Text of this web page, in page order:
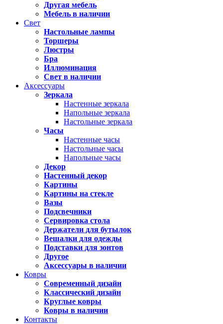
Другая мебель
Мебель в наличии
Свет
Настольные лампы
Торшеры
Люстры
Бра
Иллюминация
Свет в наличии
Аксессуары
Зеркала
Настенные зеркала
Напольные зеркала
Настольные зеркала
Часы
Настенные часы
Настольные часы
Напольные часы
Декор
Настенный декор
Картины
Картины на стекле
Вазы
Подсвечники
Сервировка стола
Держатели для бутылок
Вешалки для одежды
Подставки для зонтов
Другое
Аксессуары в наличии
Ковры
Современный дизайн
Классический дизайн
Круглые ковры
Ковры в наличии
Контакты